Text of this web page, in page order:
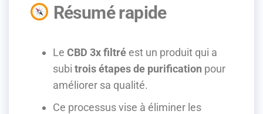
Résumé rapide
Le CBD 3x filtré est un produit qui a
subi trois étapes de purification pour
améliorer sa qualité.
Ce processus vise à éliminer les